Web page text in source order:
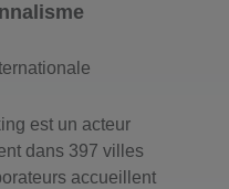
est un acteur
dans 397 villes
accueillent